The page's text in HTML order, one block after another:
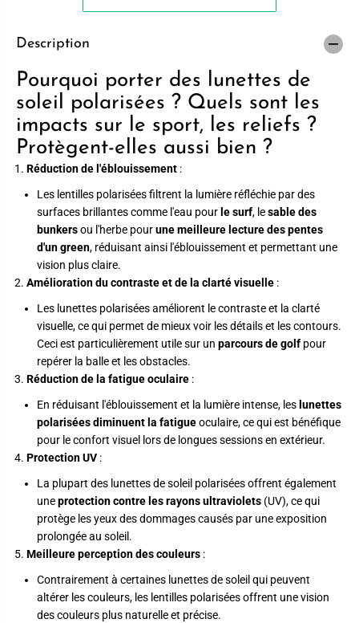
Description
Pourquoi porter des lunettes de
soleil polarisées ? Quels sont les
impacts sur le sport, les reliefs ?
Protègent-elles aussi bien ?
Réduction de l'éblouissement :
Les lentilles polarisées filtrent la lumière réfléchie par des
surfaces brillantes comme l'eau pourle surf, lesable des
bunkersou l'herbe pourune meilleure lecture des pentes
d'un green, réduisant ainsi l'éblouissement et permettant une
vision plus claire.
Amélioration du contraste et de la clarté visuelle :
Les lunettes polarisées améliorent le contraste et la clarté
visuelle, ce qui permet de mieux voir les détails et les contours.
Ceci est particulièrement utile sur un parcours de golf pour
repérer la balle et les obstacles.
Réduction de la fatigue oculaire :
En réduisant l'éblouissement et la lumière intense, leslunettes
polarisées diminuent la fatigueoculaire, ce qui est bénéfique
pour le confort visuel lors de longues sessions en extérieur.
Protection UV :
La plupart des lunettes de soleil polarisées offrent également
uneprotection contre les rayons ultraviolets (UV), ce qui
protège les yeux des dommages causés par une exposition
prolongée au soleil.
Meilleure perception des couleurs :
Contrairement à certaines lunettes de soleil qui peuvent
altérer les couleurs, les lentilles polarisées offrent une vision
des couleurs plus naturelle et précise.